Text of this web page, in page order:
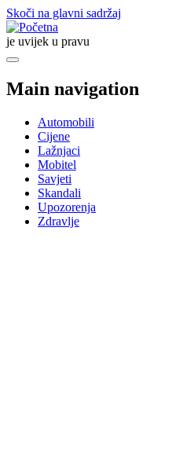
Skoči na glavni sadržaj
je uvijek u pravu
Main navigation
Automobili
Cijene
Lažnjaci
Mobitel
Savjeti
Skandali
Upozorenja
Zdravlje